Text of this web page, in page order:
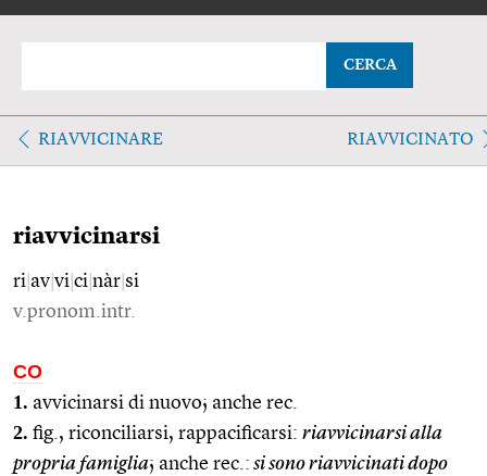
CERCA
RIAVVICINARE RIAVVICINATO
riavvicinarsi
ri av vi ci nàr si
v.pronom.intr.
CO
1. avvicinarsi di nuovo; anche rec.
2. fig., riconciliarsi, rappacificarsi: riavvicinarsi alla
propria famiglia; anche rec.: si sono riavvicinati dopo